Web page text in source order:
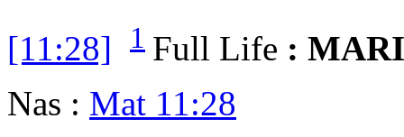
[11:28]
1 Full Life :
Nas : Mat 11:28